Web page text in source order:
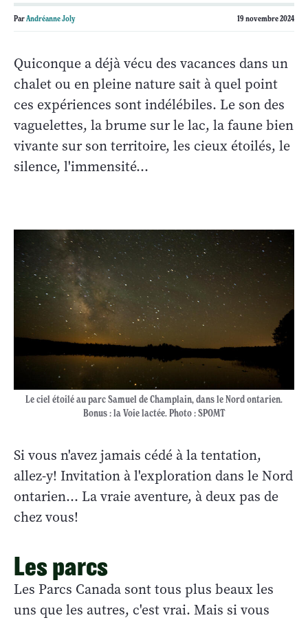
ParAndréanne Joly 19 novembre 2024
Quiconque a déjà vécu des vacances dans un
chalet ou en pleine nature sait à quel point
ces expériences sont indélébiles. Le son des
vaguelettes, la brume sur le lac, la faune bien
vivante sur son territoire, les cieux étoilés, le
silence, l'immensité...
Le ciel étoilé au parc Samuel de Champlain, dans le Nord ontarien.
Bonus : la Voie lactée. Photo : SPOMT
Si vous n'avez jamais cédé à la tentation,
allez-y! Invitation à l'exploration dans le Nord
ontarien... La vraie aventure, à deux pas de
chez vous!
Les parcs
Les Parcs Canada sont tous plus beaux les
uns que les autres, c'est vrai. Mais si vous